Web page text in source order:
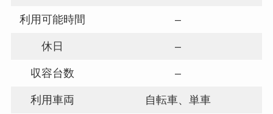
利用可能時間 –
休日 –
収容台数 –
利用車両 自転車、単車